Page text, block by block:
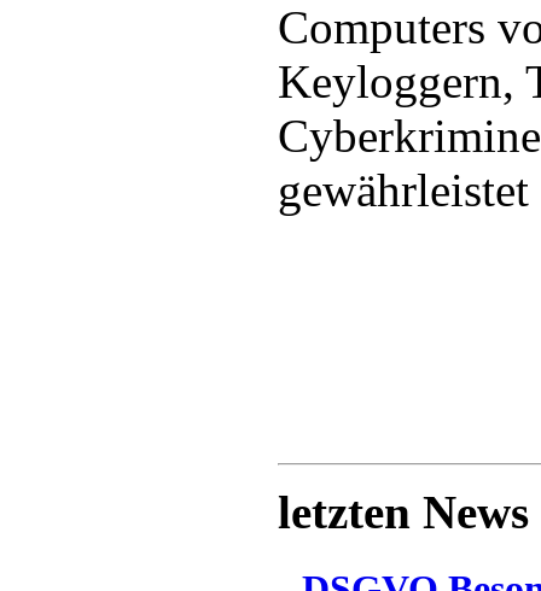
Computers
Keyloggern,
letzten News